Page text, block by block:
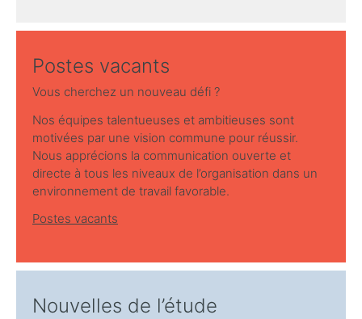
Postes vacants
Vous cherchez un nouveau défi ?
Nos équipes talentueuses et ambitieuses sont
motivées par une vision commune pour réussir.
Nous apprécions la communication ouverte et
directe à tous les niveaux de l’organisation dans un
environnement de travail favorable.
Postes vacants
Nouvelles de l’étude